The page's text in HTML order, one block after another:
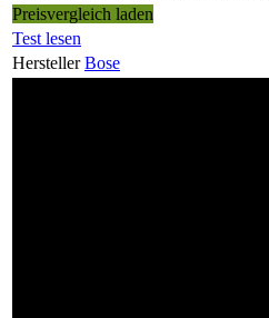
Preisvergleich laden
Test lesen
Hersteller Bose